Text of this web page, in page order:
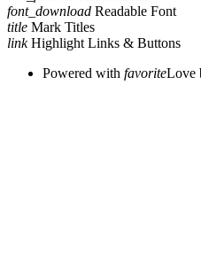
font_download Readable Font
title Mark Titles
link Highlight Links & Buttons
Powered with favoriteLove